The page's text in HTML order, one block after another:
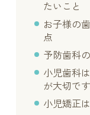
たいこと
お子様の
点
予防歯科
小児歯科
が大切です
小児矯正